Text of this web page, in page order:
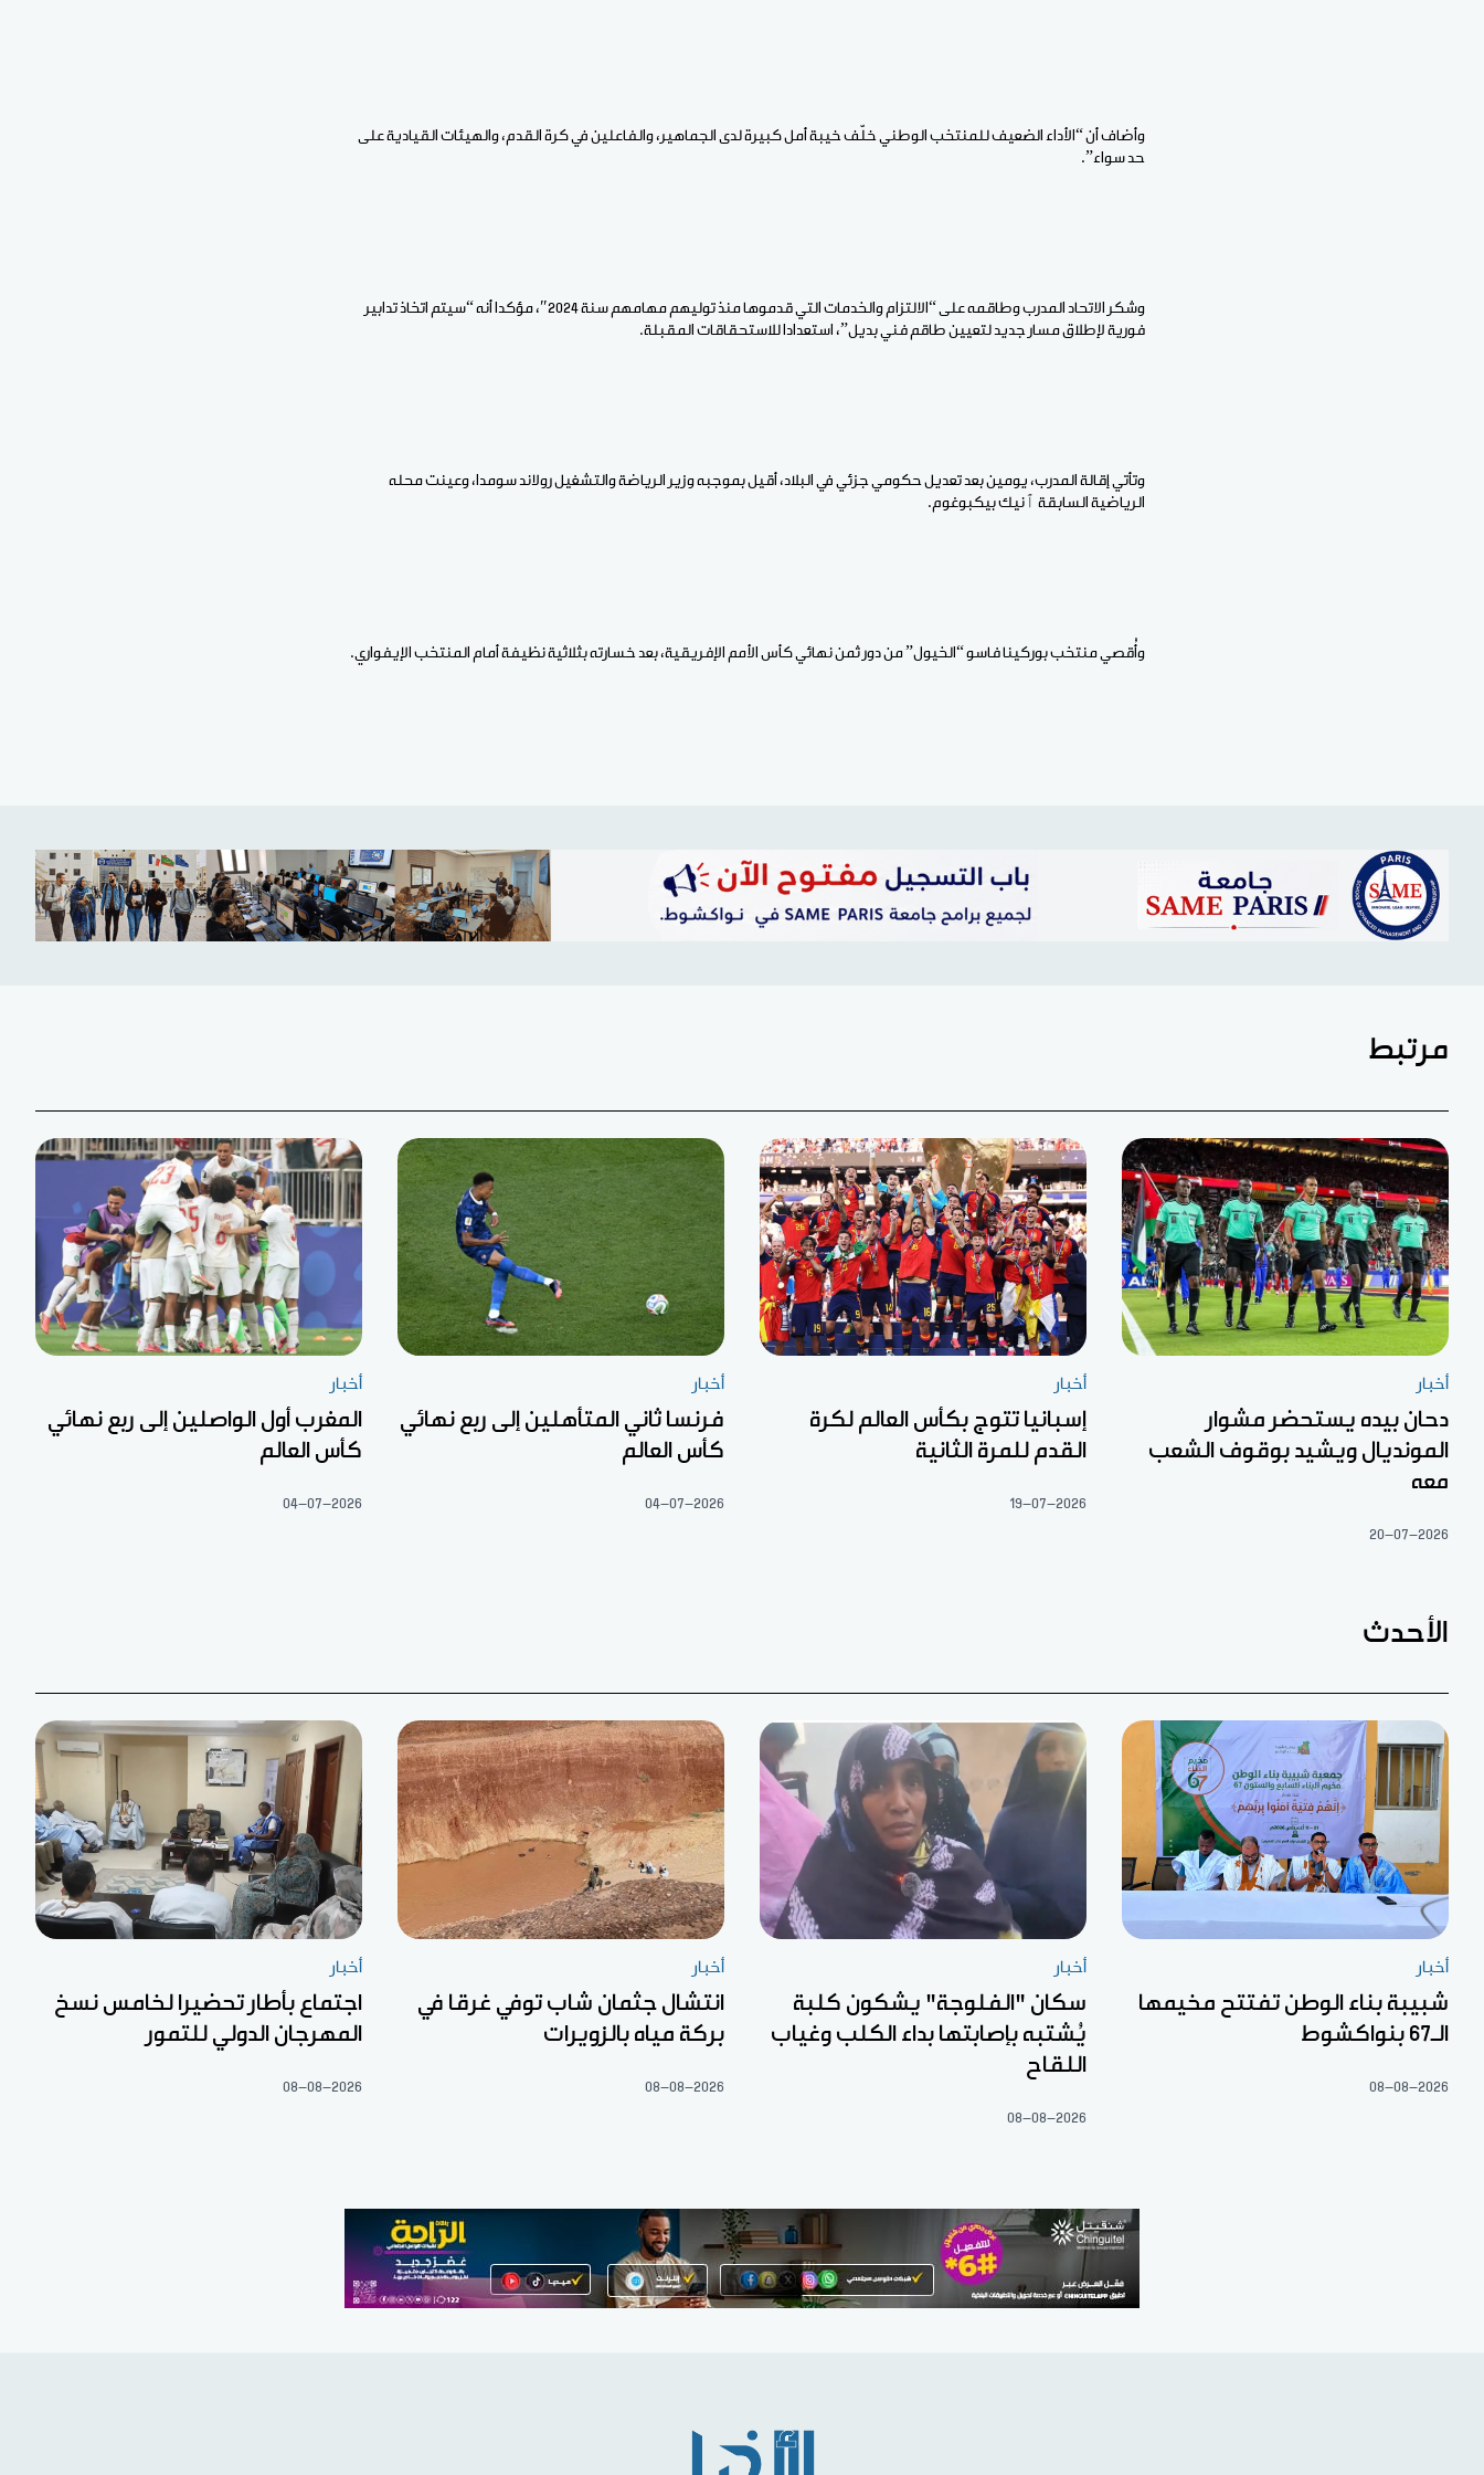
وأضاف أن “الأداء الضعيف للمنتخب الوطني خلّف خيبة أمل كبيرة لدى الجماهير، والفاعلين في كرة القدم، والهيئات القيادية على
حد سواء”.
وشكر الاتحاد المدرب وطاقمه على “الالتزام والخدمات التي قدموها منذ توليهم مهامهم سنة 2024″، مؤكدا أنه “سيتم اتخاذ تدابير
فورية لإطلاق مسار جديد لتعيين طاقم فني بديل”، استعدادا للاستحقاقات المقبلة.
وتأتي إقالة المدرب، يومين بعد تعديل حكومي جزئي في البلاد، أقيل بموجبه وزير الرياضة والتشغيل رولاند سومدا، وعينت محله
الرياضية السابقة ٱنيك بيكبوغوم.
وأُقصي منتخب بوركينا فاسو “الخيول” من دور ثمن نهائي كأس الأمم الإفريقية، بعد خسارته بثلاثية نظيفة أمام المنتخب الإيفواري.
مرتبط
أخبار
دحان بيده يستحضر مشوار
المونديال ويشيد بوقوف الشعب
معه
20-07-2026
أخبار
إسبانيا تتوج بكأس العالم لكرة
القدم للمرة الثانية
19-07-2026
أخبار
فرنسا ثاني المتأهلين إلى ربع نهائي
كأس العالم
04-07-2026
أخبار
المغرب أول الواصلين إلى ربع نهائي
كأس العالم
04-07-2026
الأحدث
أخبار
شبيبة بناء الوطن تفتتح مخيمها
الـ67 بنواكشوط
08-08-2026
أخبار
سكان "الفلوجة" يشكون كلبة
يُشتبه بإصابتها بداء الكلب وغياب
اللقاح
08-08-2026
أخبار
انتشال جثمان شاب توفي غرقا في
بركة مياه بالزويرات
08-08-2026
أخبار
اجتماع بأطار تحضيرا لخامس نسخ
المهرجان الدولي للتمور
08-08-2026